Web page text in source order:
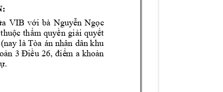
:
VIB với bà Nguyễn Ngọc
thuộc thẩm quyền giải quyết
(nay là Tòa án nhân dân khu
3 Điều 26, điểm a khoản